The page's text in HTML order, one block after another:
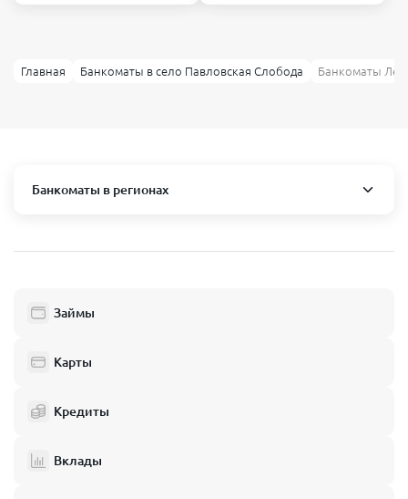
Главная Банкоматы в село Павловская Слобода Банкоматы
Банкоматы в регионах
Балашиха
Одинцово
Электросталь
Реутов
Займы
Карты
Кредиты
Вклады